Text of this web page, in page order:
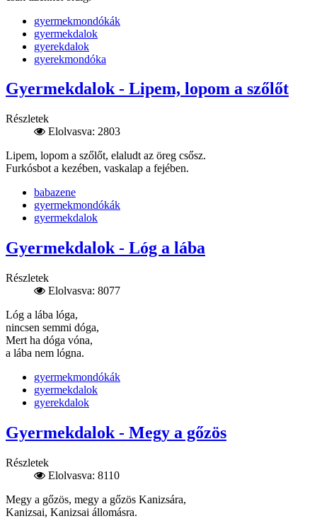
gyermekmondókák
gyermekdalok
gyerekdalok
gyerekmondóka
Gyermekdalok - Lipem, lopom a szőlőt
Részletek
Elolvasva: 2803
Lipem, lopom a szőlőt, elaludt az öreg csősz.
Furkósbot a kezében, vaskalap a fejében.
babazene
gyermekmondókák
gyermekdalok
Gyermekdalok - Lóg a lába
Részletek
Elolvasva: 8077
Lóg a lába lóga,
nincsen semmi dóga,
Mert ha dóga vóna,
a lába nem lógna.
gyermekmondókák
gyermekdalok
gyerekdalok
Gyermekdalok - Megy a gőzös
Részletek
Elolvasva: 8110
Megy a gőzös, megy a gőzös Kanizsára,
Kanizsai, Kanizsai állomásra.